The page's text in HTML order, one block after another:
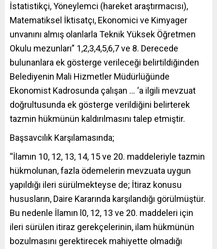
İstatistikçi, Yöneylemci (hareket araştırmacısı),
Matematiksel İktisatçı, Ekonomici ve Kimyager
unvanını almış olanlarla Teknik Yüksek Öğretmen
Okulu mezunları” 1,2,3,4,5,6,7 ve 8. Derecede
bulunanlara ek gösterge verileceği belirtildiğinden
Belediyenin Mali Hizmetler Müdürlüğünde
Ekonomist Kadrosunda çalışan … ‘a ilgili mevzuat
doğrultusunda ek gösterge verildiğini belirterek
tazmin hükmünün kaldırılmasını talep etmiştir.
Başsavcılık Karşılamasında;
“İlamın 10, 12, 13, 14, 15 ve 20. maddeleriyle tazmin
hükmolunan, fazla ödemelerin mevzuata uygun
yapıldığı ileri sürülmekteyse de; İtiraz konusu
hususların, Daire Kararında karşılandığı görülmüştür.
Bu nedenle İlamın l0, 12, 13 ve 20. maddeleri için
ileri sürülen itiraz gerekçelerinin, ilam hükmünün
bozulmasını gerektirecek mahiyette olmadığı